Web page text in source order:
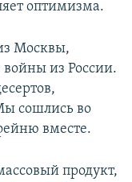
оптимизма.
Москвы,
войны из России.
сошлись во
вместе.
продукт,